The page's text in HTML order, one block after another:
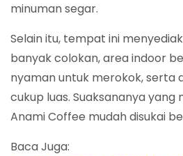
minuman segar.
Selain itu, tempat ini
banyak colokan, area indoor
nyaman untuk merokok, serta
cukup luas. Suaksananya yang
Anami Coffee mudah disukai
Baca Juga: